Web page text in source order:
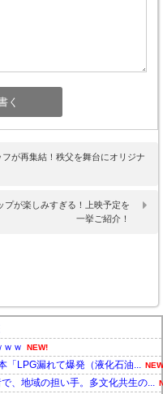
が再集結！秩父を舞台にオリジナ
プが楽しみすぎる！上映予定を
一挙ご紹介！
ｗ
NEW!
「LPG漏れて爆発（液化石油...
、地域の担い手。多文化共生の...